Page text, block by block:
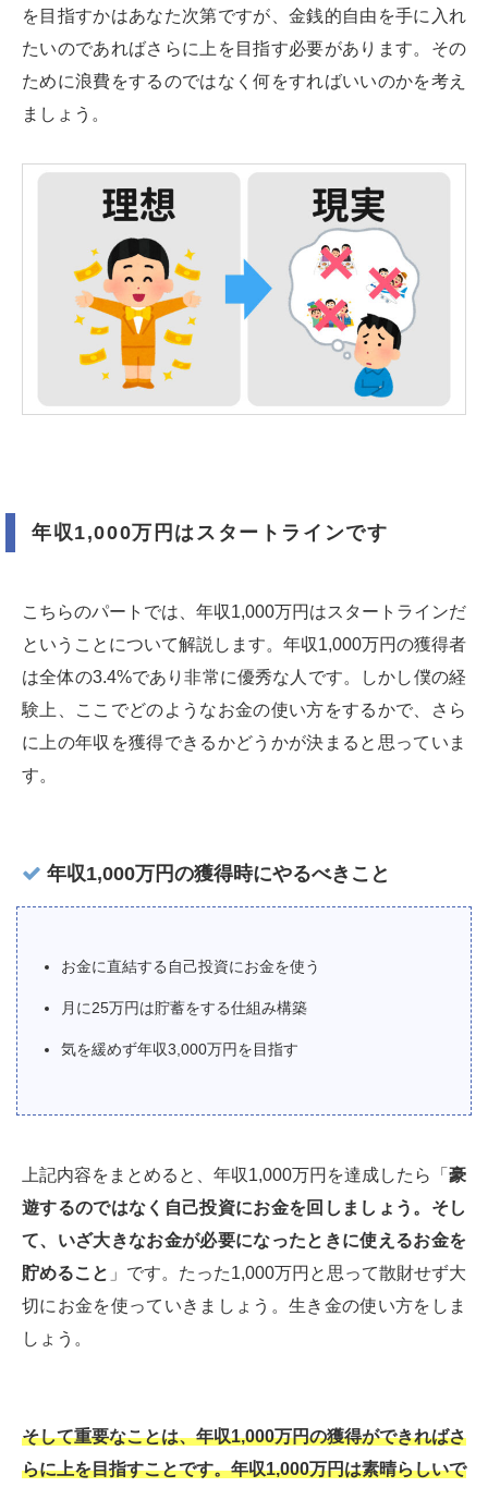
を目指すかはあなた次第ですが、金銭的自由を手に入れ
たいのであればさらに上を目指す必要があります。その
ために浪費をするのではなく何をすればいいのかを考え
ましょう。
年収1,000万円はスタートラインです
こちらのパートでは、年収1,000万円はスタートラインだ
ということについて解説します。年収1,000万円の獲得者
は全体の3.4%であり非常に優秀な人です。しかし僕の経
験上、ここでどのようなお金の使い方をするかで、さら
に上の年収を獲得できるかどうかが決まると思っていま
す。
年収1,000万円の獲得時にやるべきこと
お金に直結する自己投資にお金を使う
月に25万円は貯蓄をする仕組み構築
気を緩めず年収3,000万円を目指す
上記内容をまとめると、年収1,000万円を達成したら「 豪
遊するのではなく自己投資にお金を回しましょう。そし
て、いざ大きなお金が必要になったときに使えるお金を
貯めること 」です。たった1,000万円と思って散財せず大
切にお金を使っていきましょう。生き金の使い方をしま
しょう。
そして重要なことは、年収1,000万円の獲得ができればさ
らに上を目指すことです。年収1,000万円は素晴らしいで